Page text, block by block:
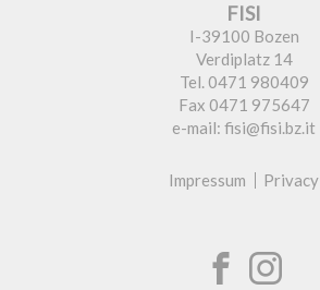
FISI
I-39100 Bozen
Verdiplatz 14
Tel. 0471 980409
Fax 0471 975647
e-mail: fisi@fisi.bz.it
Impressum Privacy